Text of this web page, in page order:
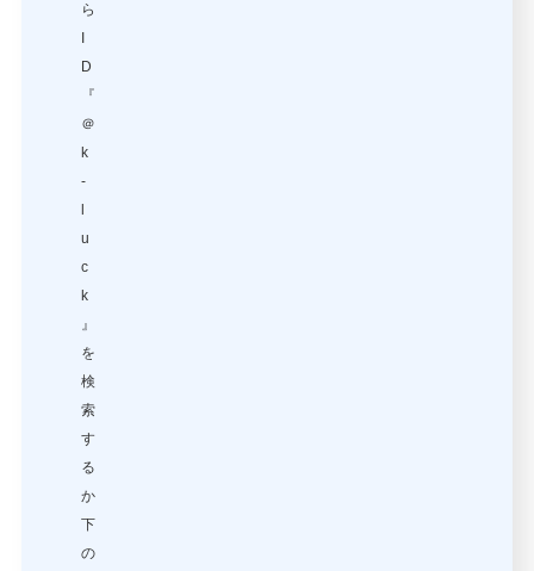
ら
D
『
＠
k
-
u
c
k
』
を
検
索
す
る
か
下
の